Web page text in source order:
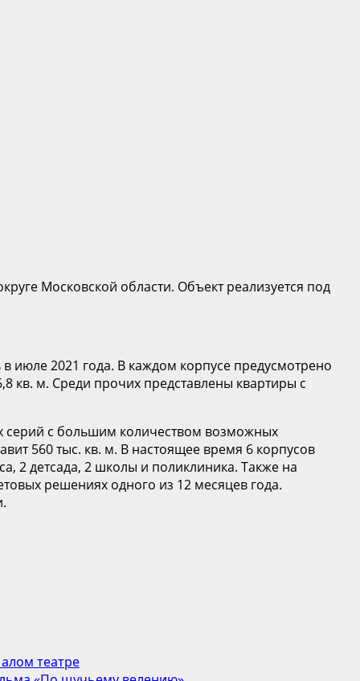
Московской области. Объект реализуется под
июле 2021 года. В каждом корпусе предусмотрено
кв. м. Среди прочих представлены квартиры с
серий с большим количеством возможных
560 тыс. кв. м. В настоящее время 6 корпусов
2 детсада, 2 школы и поликлиника. Также на
решениях одного из 12 месяцев года.
театре